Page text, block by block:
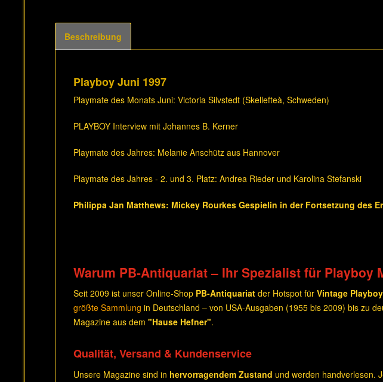
Beschreibung
Playboy Juni 1997
Playmate des Monats Juni: Victoria Silvstedt (Skellefteà, Schweden)
PLAYBOY Interview mit Johannes B. Kerner
Playmate des Jahres: Melanie Anschütz aus Hannover
Playmate des Jahres - 2. und 3. Platz: Andrea Rieder und Karolina Stefanski
Philippa Jan Matthews: Mickey Rourkes Gespielin in der Fortsetzung des
Warum PB-Antiquariat – Ihr Spezialist für Playboy
Seit 2009 ist unser Online-Shop PB-Antiquariat der Hotspot für Vintage
größte Sammlung in Deutschland – von USA-Ausgaben (1955 bis 2009) bis zu
Magazine aus dem "Hause Hefner".
Qualität, Versand & Kundenservice
Unsere Magazine sind in hervorragendem Zustand und werden handverlesen.